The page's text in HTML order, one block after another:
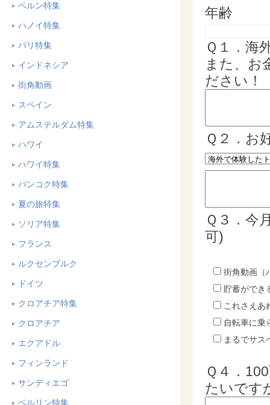
ベルン特集
ハノイ特集
バリ特集
インドネシア
街角動画
スペイン
アムステルダム特集
ハワイ
ハワイ特集
バンコク特集
夏の旅特集
ソリア特集
フランス
ルクセンブルク
ドイツ
クロアチア特集
クロアチア
エクアドル
フィンランド
サンディエゴ
ベルリン特集
年齢
Ｑ１．海
また、お
ださい！
Ｑ２．お
Ｑ３．今
可)
街角動画（
貯蓄ができ
これさえあ
自転車に乗
まるでサス
Ｑ４．
たいです